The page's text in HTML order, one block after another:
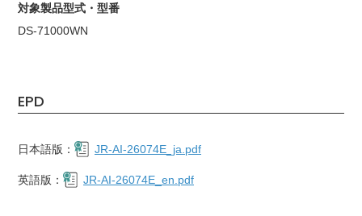
対象製品型式・型番
DS-71000WN
EPD
日本語版： JR-AI-26074E_ja.pdf
英語版： JR-AI-26074E_en.pdf